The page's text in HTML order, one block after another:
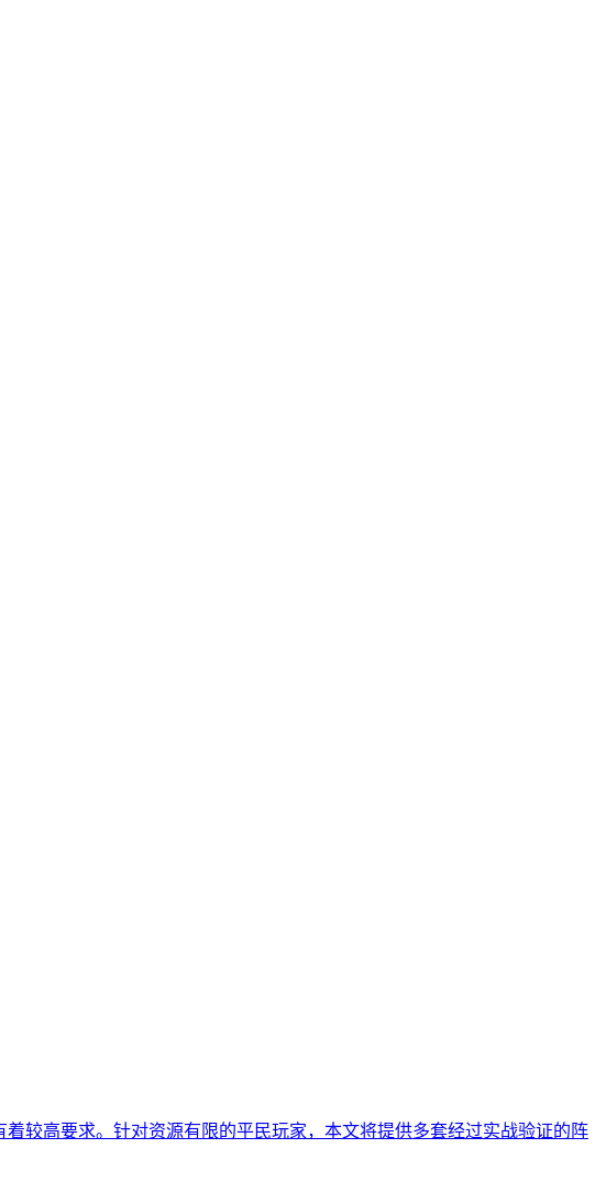
较高要求。针对资源有限的平民玩家，本文将提供多套经过实战验证的阵